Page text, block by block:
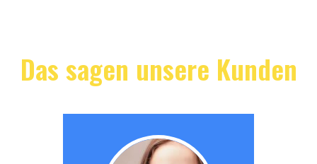
Das sagen unsere Kunden